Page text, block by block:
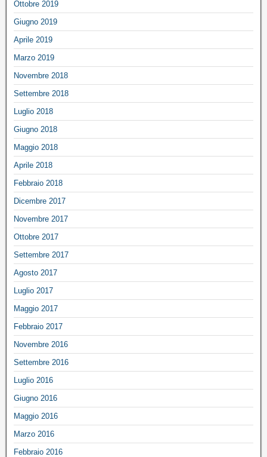
Ottobre 2019
Giugno 2019
Aprile 2019
Marzo 2019
Novembre 2018
Settembre 2018
Luglio 2018
Giugno 2018
Maggio 2018
Aprile 2018
Febbraio 2018
Dicembre 2017
Novembre 2017
Ottobre 2017
Settembre 2017
Agosto 2017
Luglio 2017
Maggio 2017
Febbraio 2017
Novembre 2016
Settembre 2016
Luglio 2016
Giugno 2016
Maggio 2016
Marzo 2016
Febbraio 2016